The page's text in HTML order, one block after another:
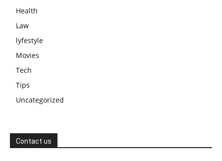
Health
Law
lyfestyle
Movies
Tech
Tips
Uncategorized
Contact us